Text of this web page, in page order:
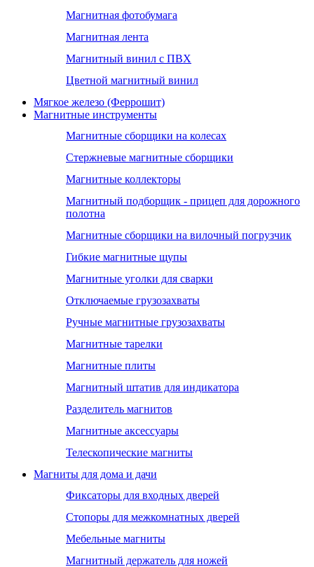
Магнитная фотобумага
Магнитная лента
Магнитный винил с ПВХ
Цветной магнитный винил
Мягкое железо (Феррошит)
Магнитные инструменты
Магнитные сборщики на колесах
Стержневые магнитные сборщики
Магнитные коллекторы
Магнитный подборщик - прицеп для дорожного
полотна
Магнитные сборщики на вилочный погрузчик
Гибкие магнитные щупы
Магнитные уголки для сварки
Отключаемые грузозахваты
Ручные магнитные грузозахваты
Магнитные тарелки
Магнитные плиты
Магнитный штатив для индикатора
Разделитель магнитов
Магнитные аксессуары
Телескопические магниты
Магниты для дома и дачи
Фиксаторы для входных дверей
Стопоры для межкомнатных дверей
Мебельные магниты
Магнитный держатель для ножей